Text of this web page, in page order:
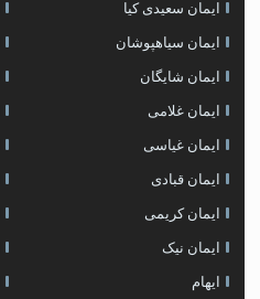
ایمان سعیدی کیا
ایمان سیاهپوشان
ایمان شایگان
ایمان غلامی
ایمان غیاسی
ایمان قبادی
ایمان کریمی
ایمان نیک
ایهام